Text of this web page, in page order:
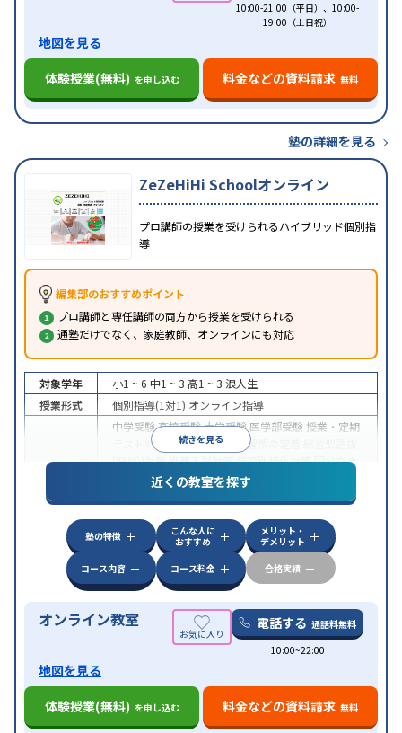
10:00-21:00（平日）、10:00-
19:00（土日祝）
地図を見る
体験授業(無料) を申し込む 料金などの資料請求 無料
塾の詳細を見る
ZeZeHiHi Schoolオンライン
プロ講師の授業を受けられるハイブリッド個別指
導
編集部のおすすめポイント
プロ講師と専任講師の両方から授業を受けられる
通塾だけでなく、家庭教師、オンラインにも対応
続きを見る
対象学年 小1 ~ 6 中1 ~ 3 高1 ~ 3 浪人生
授業形式
個別指導(1対1) オンライン指導
中学受験高校受験大学受験 医学部受験 授業・定期
テスト対策
内申点対策 学習習慣の定着
(旧AO)対策推薦入試対策学校別特化対策国公立大
私大対策共通テスト対策
英語・英会話特化
特徴
中高一貫校生に対応授業の振替可能 不登校生に対
オンライン対応 1科目から受講可能季節講習の
みの受講可
自習室あり
近くの教室を探す
塾の特徴
こんな人に
おすすめ
メリット・
デメリット
コース内容
コース料金 合格実績
オンライン教室 電話する 通話料無料
10:00~22:00
地図を見る
体験授業(無料) を申し込む 料金などの資料請求 無料